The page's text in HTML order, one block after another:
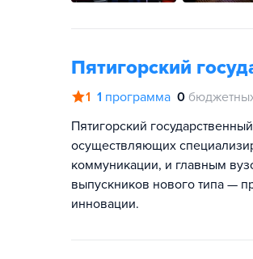
Пятигорский
1 1 программа 0
Пятигорский
осуществляющих
коммуникации, и главным
выпускников нового типа —
инновации.